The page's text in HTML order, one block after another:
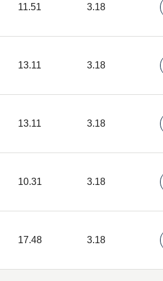
11.51 3.18
13.11 3.18
13.11 3.18
10.31 3.18
17.48 3.18